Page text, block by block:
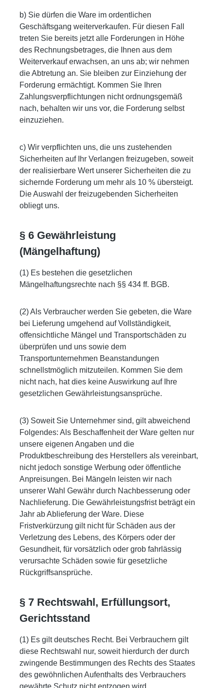
b) Sie dürfen die Ware im ordentlichen
Geschäftsgang weiterverkaufen. Für diesen Fall
treten Sie bereits jetzt alle Forderungen in Höhe
des Rechnungsbetrages, die Ihnen aus dem
Weiterverkauf erwachsen, an uns ab; wir nehmen
die Abtretung an. Sie bleiben zur Einziehung der
Forderung ermächtigt. Kommen Sie Ihren
Zahlungsverpflichtungen nicht ordnungsgemäß
nach, behalten wir uns vor, die Forderung selbst
einzuziehen.
c) Wir verpflichten uns, die uns zustehenden
Sicherheiten auf Ihr Verlangen freizugeben, soweit
der realisierbare Wert unserer Sicherheiten die zu
sichernde Forderung um mehr als 10 % übersteigt.
Die Auswahl der freizugebenden Sicherheiten
obliegt uns.
§ 6 Gewährleistung
(Mängelhaftung)
(1) Es bestehen die gesetzlichen
Mängelhaftungsrechte nach §§ 434 ff. BGB.
(2) Als Verbraucher werden Sie gebeten, die Ware
bei Lieferung umgehend auf Vollständigkeit,
offensichtliche Mängel und Transportschäden zu
überprüfen und uns sowie dem
Transportunternehmen Beanstandungen
schnellstmöglich mitzuteilen. Kommen Sie dem
nicht nach, hat dies keine Auswirkung auf Ihre
gesetzlichen Gewährleistungsansprüche.
(3) Soweit Sie Unternehmer sind, gilt abweichend
Folgendes: Als Beschaffenheit der Ware gelten nur
unsere eigenen Angaben und die
Produktbeschreibung des Herstellers als vereinbart,
nicht jedoch sonstige Werbung oder öffentliche
Anpreisungen. Bei Mängeln leisten wir nach
unserer Wahl Gewähr durch Nachbesserung oder
Nachlieferung. Die Gewährleistungsfrist beträgt ein
Jahr ab Ablieferung der Ware. Diese
Fristverkürzung gilt nicht für Schäden aus der
Verletzung des Lebens, des Körpers oder der
Gesundheit, für vorsätzlich oder grob fahrlässig
verursachte Schäden sowie für gesetzliche
Rückgriffsansprüche.
§ 7 Rechtswahl, Erfüllungsort,
Gerichtsstand
(1) Es gilt deutsches Recht. Bei Verbrauchern gilt
diese Rechtswahl nur, soweit hierdurch der durch
zwingende Bestimmungen des Rechts des Staates
des gewöhnlichen Aufenthalts des Verbrauchers
gewährte Schutz nicht entzogen wird.